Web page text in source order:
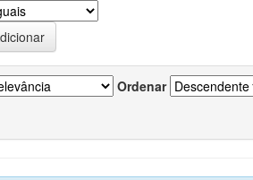
Ordenar